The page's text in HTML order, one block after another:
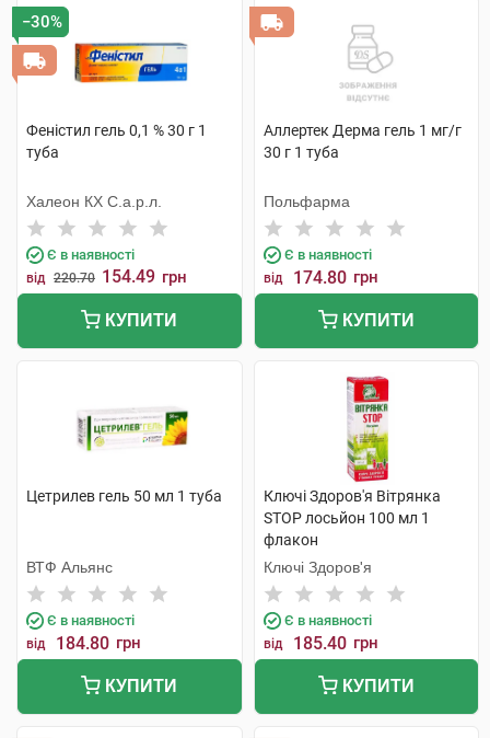
−30%
Феністил гель 0,1 % 30 г 1
туба
Халеон КХ С.а.р.л.
Є в наявності
від 220.70 154.49 грн
КУПИТИ
Аллертек Дерма гель 1 мг/г
30 г 1 туба
Польфарма
Є в наявності
від 174.80 грн
КУПИТИ
Цетрилев гель 50 мл 1 туба
ВТФ Альянс
Є в наявності
від 184.80 грн
КУПИТИ
Ключі Здоров'я Вітрянка
STOP лосьйон 100 мл 1
флакон
Ключі Здоров'я
Є в наявності
від 185.40 грн
КУПИТИ